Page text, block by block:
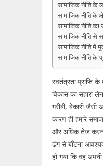
सामाजिक नीति के
सामाजिक नीति के
सामाजिक नीति का
सामाजिक नीति से
सामाजिक नीति में
सामाजिक नीति के
स्वतंत्रता प्राप्ति
विकास का सहारा
गरीबी, बेकारी
कारण ही हमारे
और अधिक तेज करना
ढंग से बाँटना
हो गया कि वह